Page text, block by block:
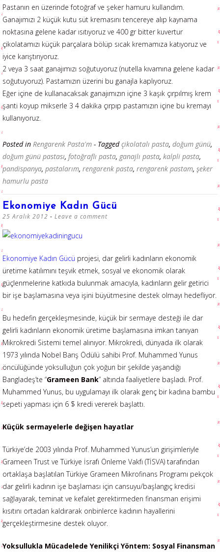
Pastanın en üzerinde fotoğraf ve şeker hamuru kullandım.
Ganajımızı 2 küçük kutu süt kremasını tencereye alıp kaynama
noktasına gelene kadar ısıtıyoruz ve 400 gr bitter kuvertur
çikolatamızı küçük parçalara bölüp sıcak kremamıza katıyoruz ve
iyice karıştırıyoruz.
2 veya 3 saat ganajımızı soğutuyoruz (nutella kıvamına gelene kadar
soğutuyoruz). Pastamızın üzerini bu ganajla kaplıyoruz.
Eğer içine de kullanacaksak ganajımızın içine 3 kaşık çırpılmış krem
şanti koyup mikserle 3 4 dakika çırpıp pastamızın içine bu kremayı
kullanıyoruz.
Posted in Rengarenk Pasta'm - Taggedçikolatalı pasta, doğum günü,
doğum günü pastası, fotoğraflı pasta, ganajlı pasta, kalpli pasta,
pandispanya, pastalarım, rengarenk pasta, rengarenk pastam, şeker
hamurlu pasta
Ekonomiye Kadın Gücü
25 Aralık 2012 Leave a comment
Ekonomiye Kadın Gücü projesi, dar gelirli kadınların ekonomik
üretime katılımını teşvik etmek, sosyal ve ekonomik olarak
güçlenmelerine katkıda bulunmak amacıyla, kadınların gelir getirici
bir işe başlamasına veya işini büyütmesine destek olmayı hedefliyor.
Bu hedefin gerçekleşmesinde, küçük bir sermaye desteği ile dar
gelirli kadınların ekonomik üretime başlamasına imkan tanıyan
Mikrokredi Sistemi temel alınıyor. Mikrokredi, dünyada ilk olarak
1973 yılında Nobel Barış Ödülü sahibi Prof. Muhammed Yunus
öncülüğünde yoksulluğun çok yoğun bir şekilde yaşandığı
Bangladeş’te “Grameen Bank” altında faaliyetlere başladı. Prof.
Muhammed Yunus, bu uygulamayı ilk olarak genç bir kadına bambu
sepeti yapması için 6 $ kredi vererek başlattı.
Küçük sermayelerle değişen hayatlar
Türkiye’de 2003 yılında Prof. Muhammed Yunus’un girişimleriyle
Grameen Trust ve Türkiye İsrafı Önleme Vakfı (TİSVA) tarafından
ortaklaşa başlatılan Türkiye Grameen Mikrofinans Programı pekçok
dar gelirli kadının işe başlaması için cansuyu/başlangıç kredisi
sağlayarak, teminat ve kefalet gerektirmeden finansman erişimi
kısıtını ortadan kaldırarak onbinlerce kadının hayallerini
gerçekleştirmesine destek oluyor.
Yoksullukla Mücadelede Yenilikçi Yöntem: Sosyal Finansman